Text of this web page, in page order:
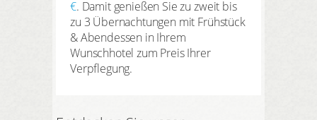
€. Damit genießen Sie zu zweit bis
zu 3 Übernachtungen mit Frühstück
& Abendessen in Ihrem
Wunschhotel zum Preis Ihrer
Verpflegung.